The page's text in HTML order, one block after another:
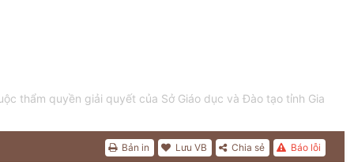
thẩm quyền giải quyết của Sở Giáo dục và Đào tạo tỉnh Gia
Báo lỗi
Chia sẻ
Lưu VB
Bản in